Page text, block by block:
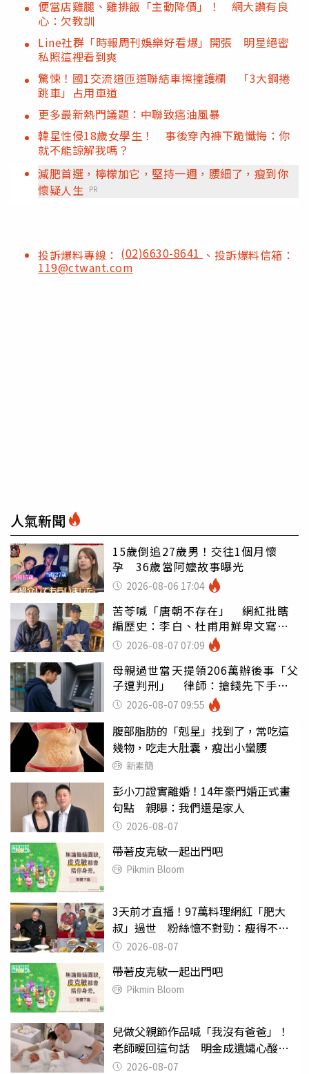
便當店雞腿、雞排飯「主動降價」！ 網大讚有良
心：欠教訓
Line社群「時報周刊娛樂好看爆」開張 明星絕密
私照這裡看到爽
驚悚！國1交流道匝道聯結車擦撞護欄 「3大鋼捲
跳車」占用車道
更多最新熱門議題：中聯致癌油風暴
韓星性侵18歲女學生！ 事後穿內褲下跪懺悔：你
就不能諒解我嗎？
減肥首選，檸檬加它，堅持一週，腰細了，瘦到你
懷疑人生 PR
投訴爆料專線： (02)6630-8641 、投訴爆料信箱：
119@ctwant.com
人氣新聞
15歲倒追27歲男！交往1個月懷
孕 36歲當阿嬤故事曝光
2026-08-06 17:04
苦苓喊「唐朝不存在」 網紅批瞎
編歷史：李白、杜甫用鮮卑文寫
詩？2026-08-07 07:09
母親過世當天提領206萬辦後事「父
子遭判刑」 律師：搶錢先下手是
罪 2026-08-07 09:55
腹部脂肪的「剋星」找到了，常吃這
幾物，吃走大肚囊，瘦出小蠻腰
新素簡
彭小刀證實離婚！14年豪門婚正式畫
句點 親曝：我們還是家人
2026-08-07
帶著皮克敏一起出門吧
Pikmin Bloom
3天前才直播！97萬料理網紅「肥大
叔」過世 粉絲憶不對勁：瘦得不合
理 2026-08-07
帶著皮克敏一起出門吧
Pikmin Bloom
兒做父親節作品喊「我沒有爸爸」！
老師暖回這句話 明金成遺孀心酸惹
淚 2026-08-07